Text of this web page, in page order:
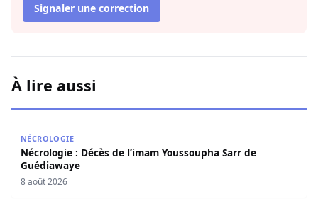
Signaler une correction
À lire aussi
NÉCROLOGIE
Nécrologie : Décès de l’imam Youssoupha Sarr de
Guédiawaye
8 août 2026